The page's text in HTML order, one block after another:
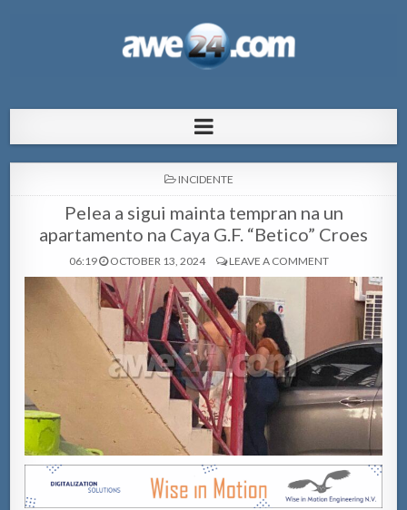
pa Aruba
POSTED
INCIDENTE
Pelea a sigui mainta tempran na un
apartamento na Caya G.F. “Betico” Croes
06:19 OCTOBER 13, 2024 LEAVE A COMMENT